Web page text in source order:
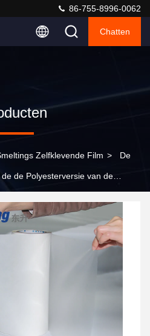
86-755-8996-0062
Chatten
Zelfklevende Film > De
de Polyesterversie van de